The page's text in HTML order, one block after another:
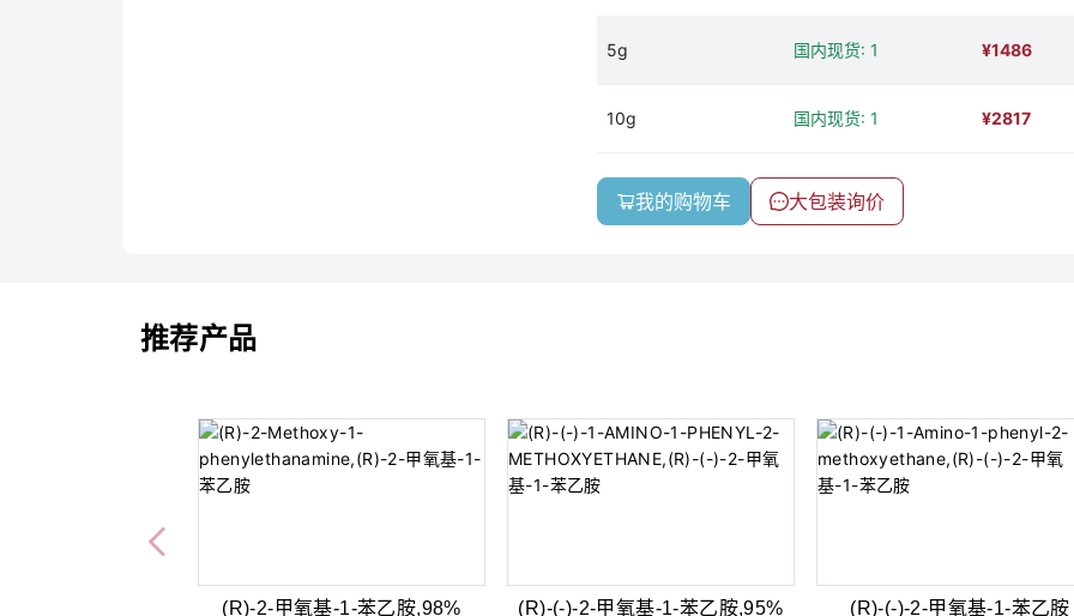
5g 国内现货: 1 ¥1486
10g 国内现货: 1 ¥2817
我的购物车 大包装询价
推荐产品
(R)-2-甲氧基-1-苯乙胺,98% (R)-(-)-2-甲氧基-1-苯乙胺,95% (R)-(-)-2-甲氧基-1-苯乙胺